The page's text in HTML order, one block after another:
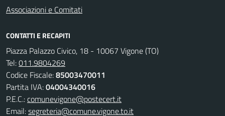
Associazioni e Comitati
CONTATTI E RECAPITI
Piazza Palazzo Civico, 18 - 10067 Vigone (TO)
Tel:011.9804269
Codice Fiscale:85003470011
Partita IVA:04004340016
P.E.C.:comunevigone@postecert.it
Email:segreteria@comune.vigone.to.it